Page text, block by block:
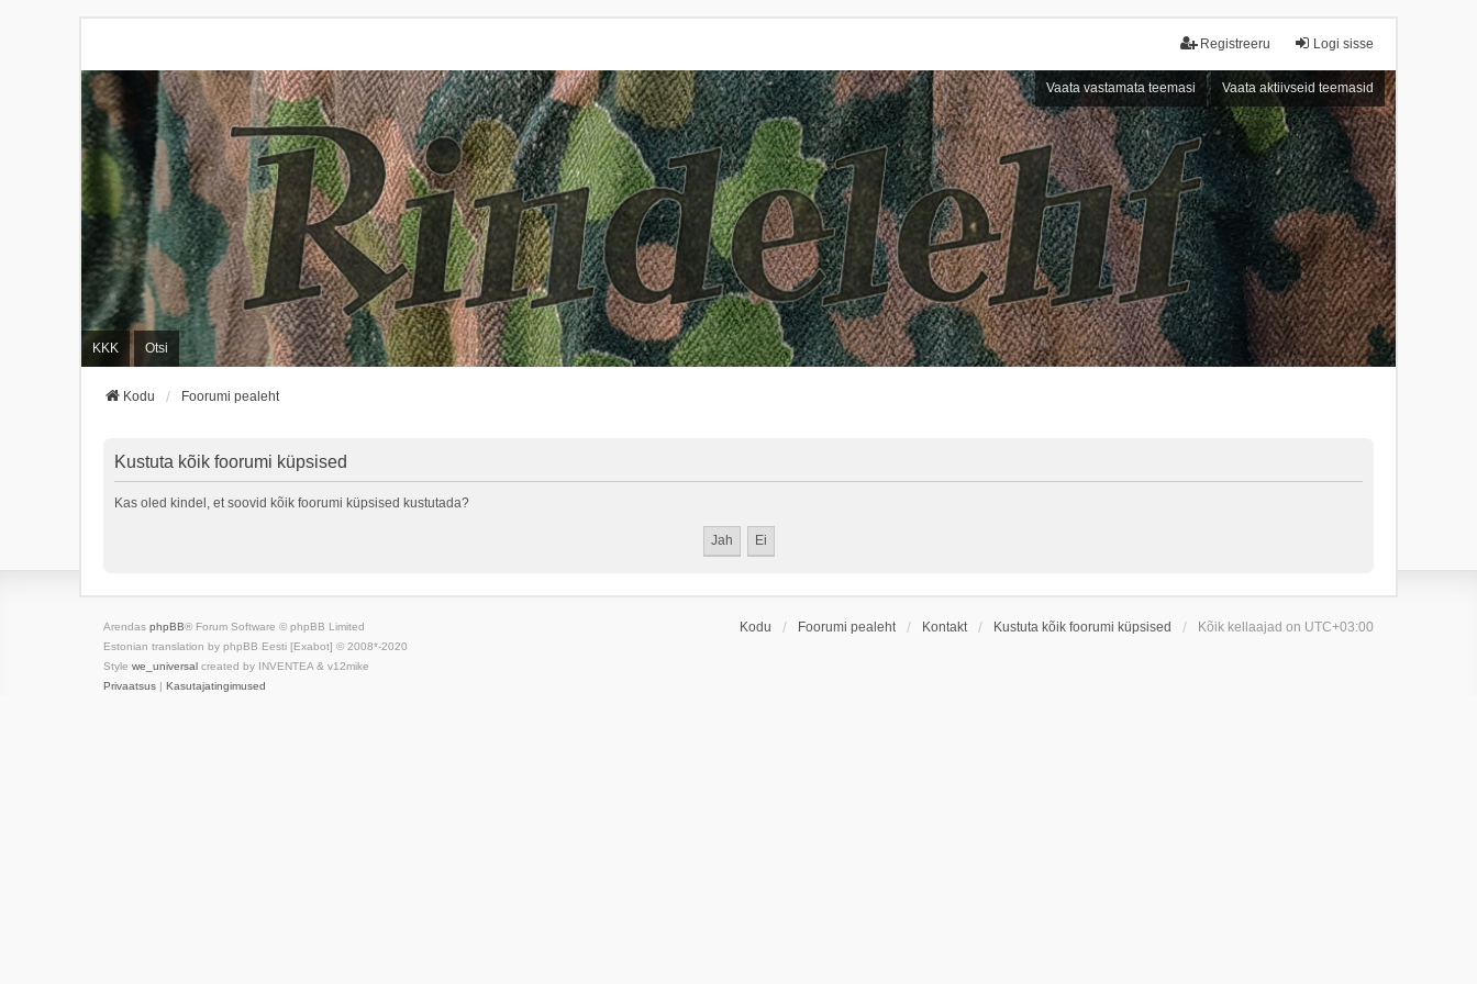
Logi sisse
Registreeru
Vaata vastamata teemasi Vaata aktiivseid teemasid
KKK Otsi
Kodu Foorumi pealeht
Kustuta kõik foorumi küpsised
Kas oled kindel, et soovid kõik foorumi küpsised kustutada?
Kodu Foorumi pealeht Kontakt Kustuta kõik foorumi küpsised Kõik kellaajad on UTC+03:00
Arendas phpBB® Forum Software © phpBB Limited
Estonian translation by phpBB Eesti [Exabot] © 2008*-2020
Style we_universal created by INVENTEA & v12mike
Privaatsus | Kasutajatingimused